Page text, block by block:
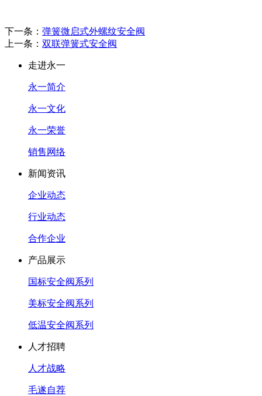
下一条： 弹簧微启式外螺纹安全阀
上一条： 双联弹簧式安全阀
走进永一
永一简介
永一文化
永一荣誉
销售网络
新闻资讯
企业动态
行业动态
合作企业
产品展示
国标安全阀系列
美标安全阀系列
低温安全阀系列
人才招聘
人才战略
毛遂自荐